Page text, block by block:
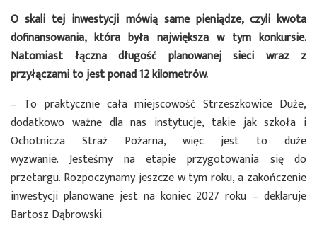
O skali tej inwestycji mówią same pieniądze, czyli kwota
dofinansowania, która była największa w tym konkursie.
Natomiast łączna długość planowanej sieci wraz z
przyłączami to jest ponad 12 kilometrów.
– To praktycznie cała miejscowość Strzeszkowice Duże,
dodatkowo ważne dla nas instytucje, takie jak szkoła i
Ochotnicza Straż Pożarna, więc jest to duże
wyzwanie. Jesteśmy na etapie przygotowania się do
przetargu. Rozpoczynamy jeszcze w tym roku, a zakończenie
inwestycji planowane jest na koniec 2027 roku – deklaruje
Bartosz Dąbrowski.